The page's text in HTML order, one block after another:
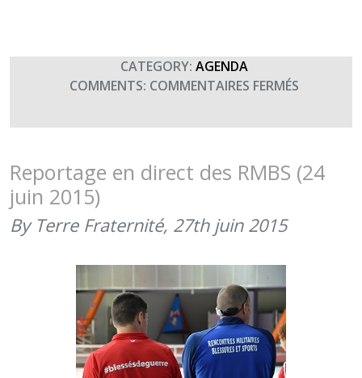
CATEGORY: AGENDA
COMMENTS: COMMENTAIRES FERMÉS
UNISSON
BOURGES
(20H00)
Reportage en direct des RMBS (24
juin 2015)
By Terre Fraternité, 27th juin 2015